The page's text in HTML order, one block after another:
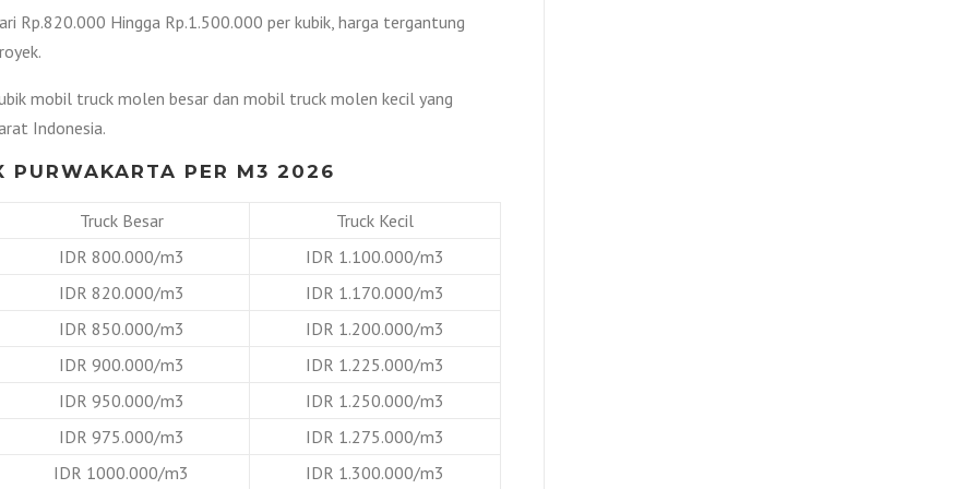
Rp.820.000 Hingga Rp.1.500.000 per kubik, harga tergantung
mobil truck molen besar dan mobil truck molen kecil yang
Indonesia.
PURWAKARTA PER M3 2026
Truck Besar
Truck Kecil
IDR 800.000/m3
IDR 1.100.000/m3
IDR 820.000/m3
IDR 1.170.000/m3
IDR 850.000/m3
IDR 1.200.000/m3
IDR 900.000/m3
IDR 1.225.000/m3
IDR 950.000/m3
IDR 1.250.000/m3
IDR 975.000/m3
IDR 1.275.000/m3
IDR 1000.000/m3
IDR 1.300.000/m3